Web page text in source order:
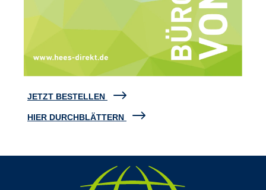
JETZT BESTELLEN
HIER DURCHBLÄTTERN